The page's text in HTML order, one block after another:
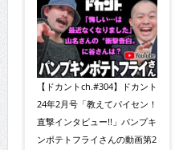
【ドカントch.#304】ドカント
24年2月号「教えてパイセン！
直撃インタビュー!!」パンプキ
ンポテトフライさんの動画第2